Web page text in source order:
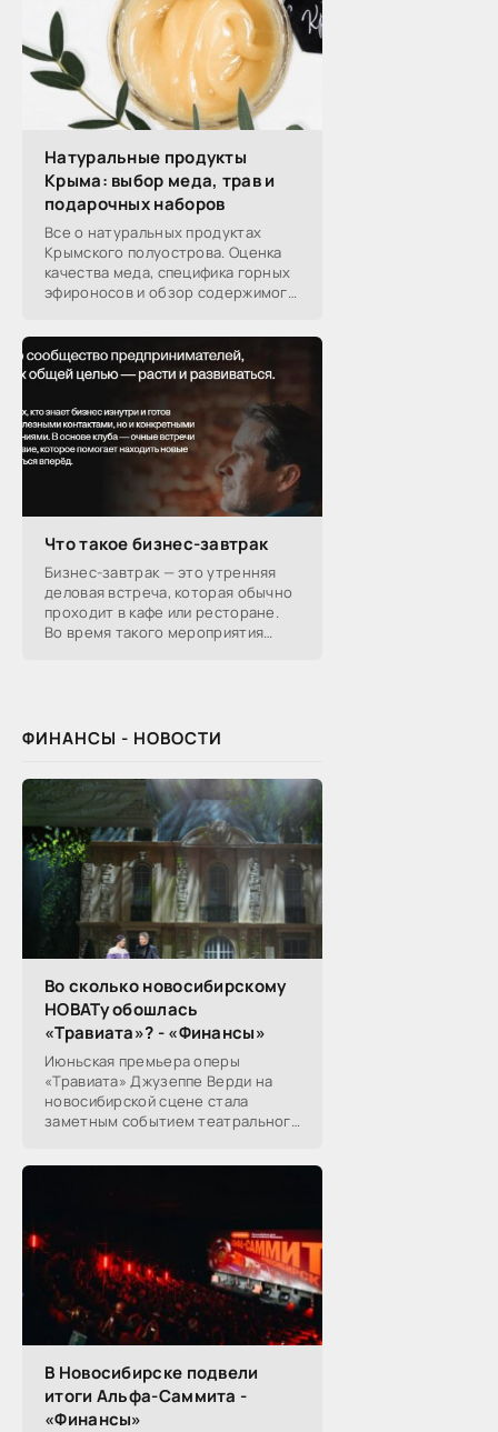
Натуральные продукты
Крыма: выбор меда, трав и
подарочных наборов
Все о натуральных продуктах
Крымского полуострова. Оценка
качества меда, специфика горных
эфироносов и обзор содержимого
производителей.
Что такое бизнес-завтрак
Бизнес-завтрак — это утренняя
деловая встреча, которая обычно
проходит в кафе или ресторане.
Во время такого мероприятия
ФИНАНСЫ - НОВОСТИ
Во сколько новосибирскому
НОВАТу обошлась
«Травиата»? - «Финансы»
Июньская премьера оперы
«Травиата» Джузеппе Верди на
новосибирской сцене стала
заметным событием театрального
Посетители НОВАТа, с которыми
В Новосибирске подвели
итоги Альфа-Саммита -
«Финансы»